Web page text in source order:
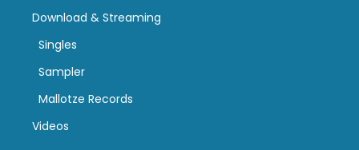
Download & Streaming
Singles
Sampler
Mallotze Records
Videos